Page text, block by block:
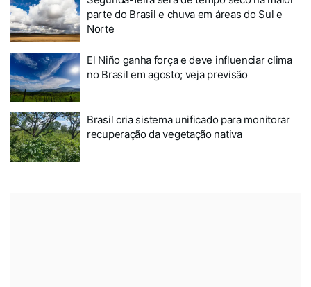
parte do Brasil e chuva em áreas do Sul e
Norte
El Niño ganha força e deve influenciar clima
no Brasil em agosto; veja previsão
Brasil cria sistema unificado para monitorar
recuperação da vegetação nativa